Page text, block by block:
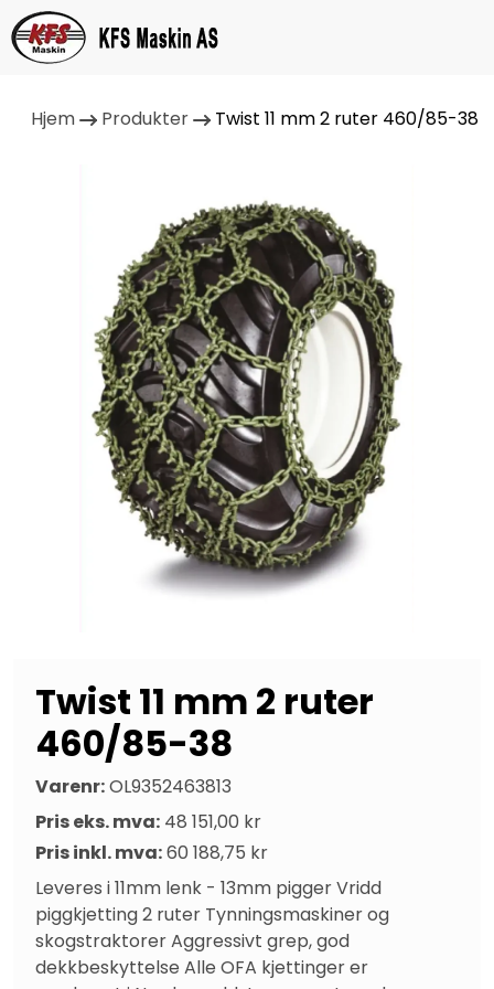
Hjem Produkter Twist 11 mm 2 ruter 460/85-38
Twist 11 mm 2 ruter
460/85-38
Varenr:OL9352463813
Pris eks. mva: 48 151,00 kr
Pris inkl. mva:60 188,75 kr
Leveres i 11mm lenk - 13mm pigger Vridd
piggkjetting 2 ruter Tynningsmaskiner og
skogstraktorer Aggressivt grep, god
dekkbeskyttelse Alle OFA kjettinger er